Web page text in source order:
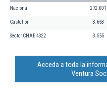
Nacional 272.001
Castellon 3.663
Sector CNAE 4322 3.555
Acceda a toda la
Ventura